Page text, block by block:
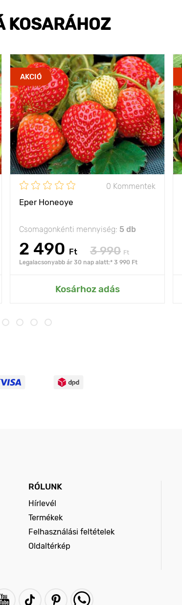
KOSARÁHOZ
AKCIÓ
0 Kommentek
Eper Honeoye
Csomagonkénti mennyiség: 5 db
2 490 Ft 3 990 Ft
Legalacsonyabb ár 30 nap alatt:* 3 990 Ft
Kosárhoz adás
RÓLUNK
Hírlevél
Termékek
Felhasználási feltételek
Oldaltérkép